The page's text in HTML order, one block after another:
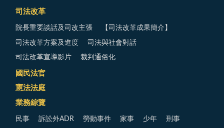
司法改革
院長重要談話及司改主張 【司法改革成果簡介】
司法改革方案及進度 司法與社會對話
司法改革宣導影片 裁判通俗化
國民法官
憲法法庭
業務綜覽
民事 訴訟外ADR 勞動事件 家事 少年 刑事